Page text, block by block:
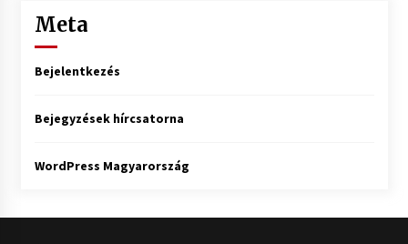
Meta
Bejelentkezés
Bejegyzések hírcsatorna
WordPress Magyarország